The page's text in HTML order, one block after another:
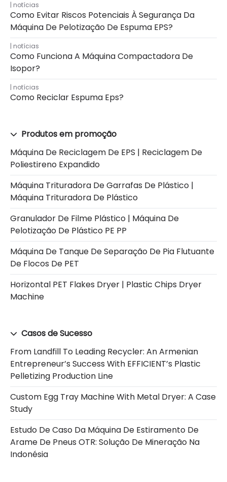
notícias
Como Evitar Riscos Potenciais À Segurança Da
Máquina De Pelotização De Espuma EPS?
notícias
Como Funciona A Máquina Compactadora De
Isopor?
notícias
Como Reciclar Espuma Eps?
Produtos em promoção
Máquina De Reciclagem De EPS | Reciclagem De
Poliestireno Expandido
Máquina Trituradora De Garrafas De Plástico |
Máquina Trituradora De Plástico
Granulador De Filme Plástico | Máquina De
Pelotização De Plástico PE PP
Máquina De Tanque De Separação De Pia Flutuante
De Flocos De PET
Horizontal PET Flakes Dryer | Plastic Chips Dryer
Machine
Casos de Sucesso
From Landfill To Leading Recycler: An Armenian
Entrepreneur’s Success With EFFICIENT’s Plastic
Pelletizing Production Line
Custom Egg Tray Machine With Metal Dryer: A Case
Study
Estudo De Caso Da Máquina De Estiramento De
Arame De Pneus OTR: Solução De Mineração Na
Indonésia